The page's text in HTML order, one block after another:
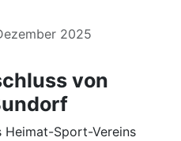
2025
von
Heimat-Sport-Vereins